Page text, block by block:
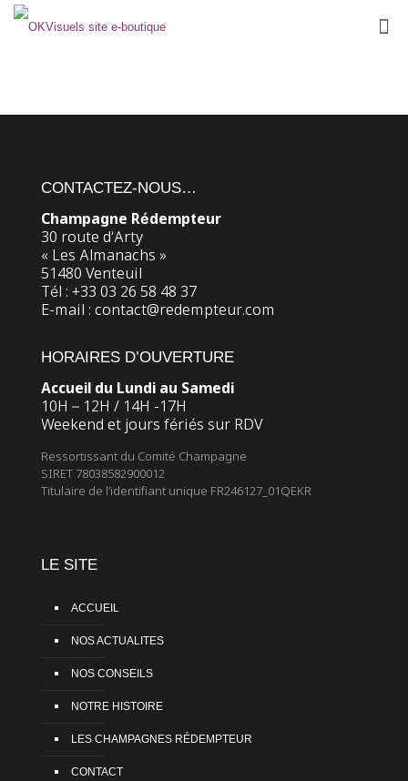
CONTACTEZ-NOUS…
Champagne Rédempteur
30 route d’Arty
« Les Almanachs »
51480 Venteuil
Tél : +33 03 26 58 48 37
E-mail : contact@redempteur.com
HORAIRES D’OUVERTURE
Accueil du Lundi au Samedi
10H – 12H / 14H -17H
Weekend et jours fériés sur RDV
Ressortissant du Comité Champagne
SIRET 78038582900012
Titulaire de l’identifiant unique FR246127_01QEKR
LE SITE
ACCUEIL
NOS ACTUALITES
NOS CONSEILS
NOTRE HISTOIRE
LES CHAMPAGNES RÉDEMPTEUR
CONTACT